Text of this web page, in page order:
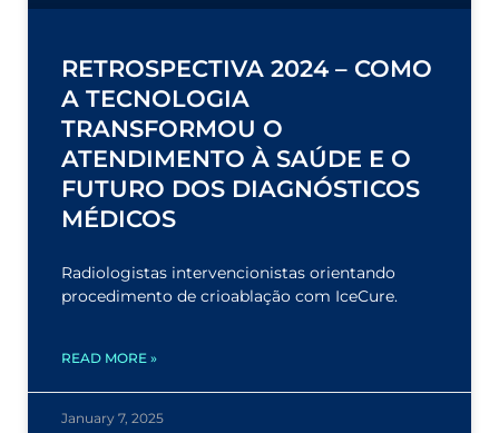
RETROSPECTIVA 2024 – COMO
A TECNOLOGIA
TRANSFORMOU O
ATENDIMENTO À SAÚDE E O
FUTURO DOS DIAGNÓSTICOS
MÉDICOS
Radiologistas intervencionistas orientando
procedimento de crioablação com IceCure.
READ MORE »
January 7, 2025